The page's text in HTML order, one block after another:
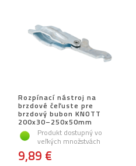
Rozpínací nástroj na
brzdové čeľuste pre
brzdový bubon KNOTT
200x30–250x50mm
Produkt dostupný vo
veľkých množstvách
9,89 €